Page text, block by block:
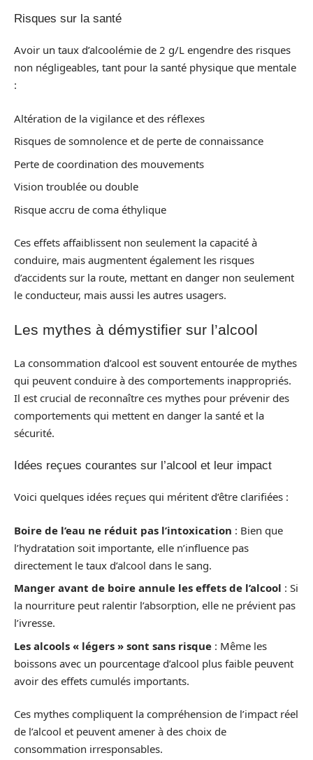
Risques sur la santé
Avoir un taux d’alcoolémie de 2 g/L engendre des risques
non négligeables, tant pour la santé physique que mentale
:
Altération de la vigilance et des réflexes
Risques de somnolence et de perte de connaissance
Perte de coordination des mouvements
Vision troublée ou double
Risque accru de coma éthylique
Ces effets affaiblissent non seulement la capacité à
conduire, mais augmentent également les risques
d’accidents sur la route, mettant en danger non seulement
le conducteur, mais aussi les autres usagers.
Les mythes à démystifier sur l’alcool
La consommation d’alcool est souvent entourée de mythes
qui peuvent conduire à des comportements inappropriés.
Il est crucial de reconnaître ces mythes pour prévenir des
comportements qui mettent en danger la santé et la
sécurité.
Idées reçues courantes sur l’alcool et leur impact
Voici quelques idées reçues qui méritent d’être clarifiées :
Boire de l’eau ne réduit pas l’intoxication : Bien que
l’hydratation soit importante, elle n’influence pas
directement le taux d’alcool dans le sang.
Manger avant de boire annule les effets de l’alcool : Si
la nourriture peut ralentir l’absorption, elle ne prévient pas
l’ivresse.
Les alcools « légers » sont sans risque : Même les
boissons avec un pourcentage d’alcool plus faible peuvent
avoir des effets cumulés importants.
Ces mythes compliquent la compréhension de l’impact réel
de l’alcool et peuvent amener à des choix de
consommation irresponsables.